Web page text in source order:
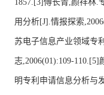
1857.[3]傅长青,颜祥林.
用分析[J].情报探索
苏电子信息产业领域专
志,2006(01):109-
明专利申请信息分析与